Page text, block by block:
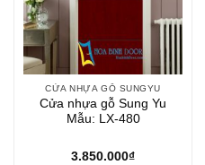
CỬA NHỰA GỖ SUNGYU
Cửa nhựa gỗ Sung Yu
Mẫu: LX-480
3.850.000₫